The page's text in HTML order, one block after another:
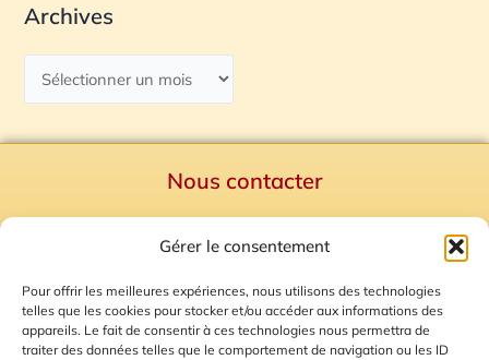
Gérer le consentement
Pour offrir les meilleures expériences, nous utilisons des technologies
telles que les cookies pour stocker et/ou accéder aux informations des
appareils. Le fait de consentir à ces technologies nous permettra de
traiter des données telles que le comportement de navigation ou les ID
Archives
Nous contacter
Mentions Légales
Plan du site
Gestion des Cookies